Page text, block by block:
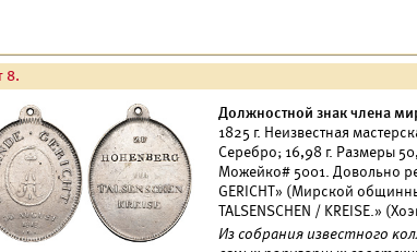
8.
Должностной знак члена
1825 г. Неизвестная
Серебро; 16,98 г. Размеры
Можейко# 5001. Довольно
GERICHT» (Мирской
TALSENSCHEN / KREISE.»
Из собрания известного